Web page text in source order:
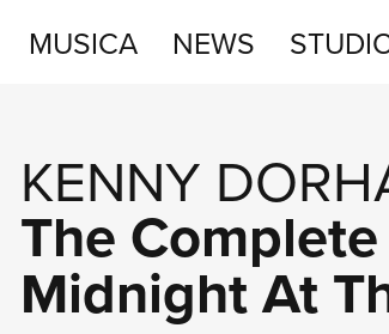
MUSICA NEWS
KENNY
The
Midnight At
SHOP